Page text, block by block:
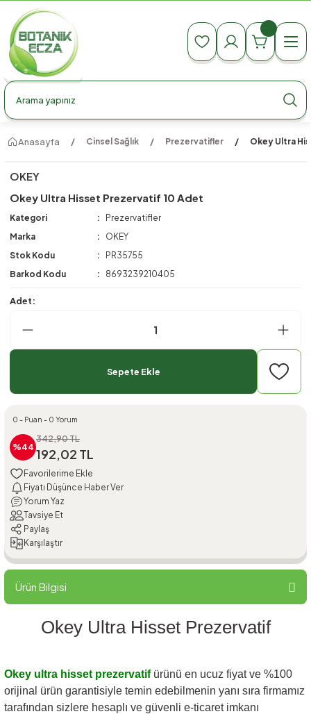
990 TL Üzeri Ücretsiz Kargo
990 TL Üzeri Ücretsiz Kargo
Anasayfa Cinsel Sağlık Prezervatifler Okey Ultra
OKEY
Okey Ultra Hisset Prezervatif 10 Adet
Kategori
Prezervatifler
Marka
OKEY
Stok Kodu
PR35755
Barkod Kodu
8693239210405
Adet:
Sepete Ekle
0 - Puan - 0 Yorum
%44
342,90 TL
192,02 TL
Fiyatı Düşünce Haber Ver
Yorum Yaz
Tavsiye Et
Paylaş
Karşılaştır
Ürün Bilgisi
Okey Ultra Hisset Prezervatif
Okey ultra hisset prezervatif ürünü en ucuz fiyat ve %100
orijinal ürün garantisiyle temin edebilmenin yanı sıra firmamız
tarafından sizlere hesaplı ve güvenli e-ticaret imkanı